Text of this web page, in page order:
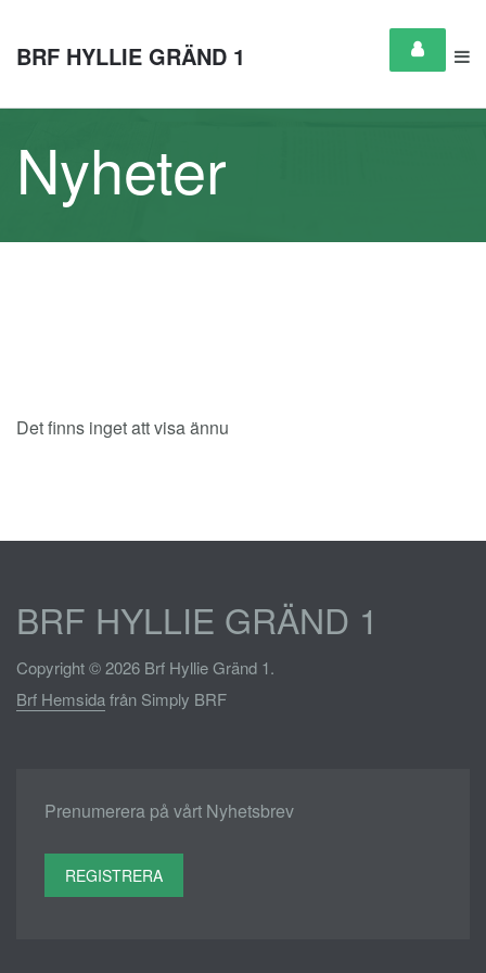
BRF HYLLIE GRÄND 1
Nyheter
Det finns inget att visa ännu
BRF HYLLIE GRÄND 1
Copyright © 2026 Brf Hyllie Gränd 1.
Brf Hemsidafrån Simply BRF
Prenumerera på vårt Nyhetsbrev
REGISTRERA